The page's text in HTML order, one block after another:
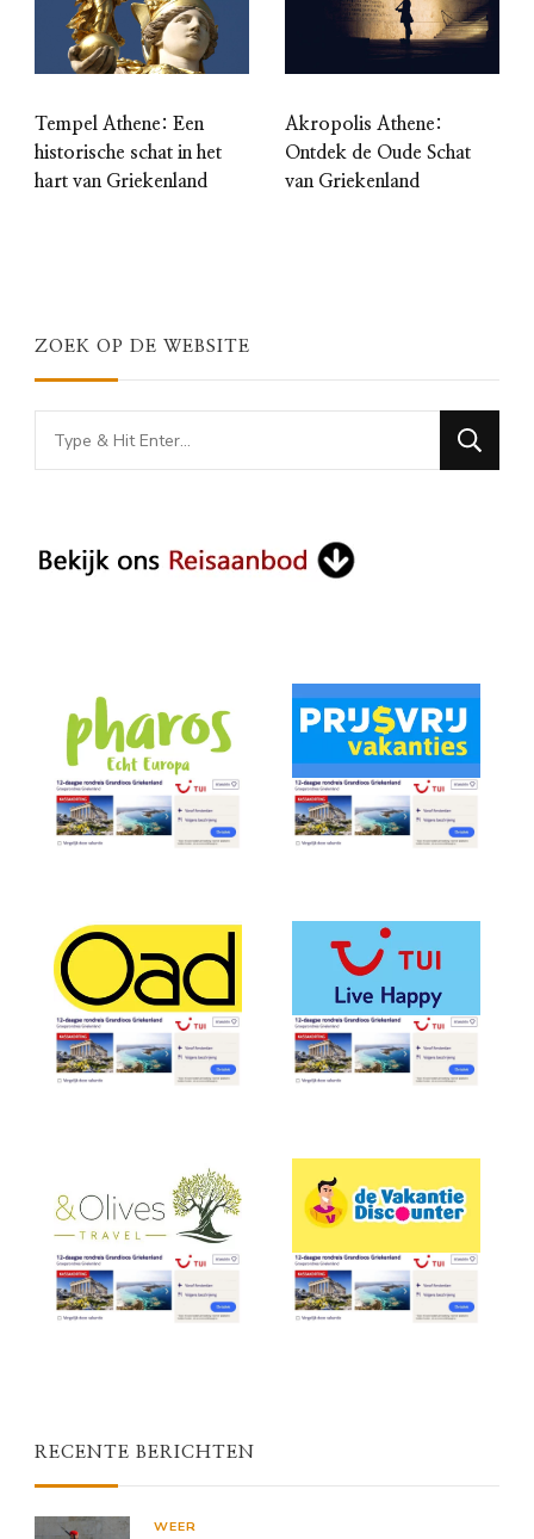
Tempel Athene: Een
historische schat in het
hart van Griekenland
Akropolis Athene:
Ontdek de Oude Schat
van Griekenland
ZOEK OP DE WEBSITE
Looking
for
RECENTE BERICHTEN
WEER